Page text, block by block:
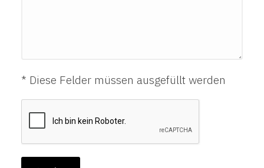
* Diese Felder müssen ausgefüllt werden